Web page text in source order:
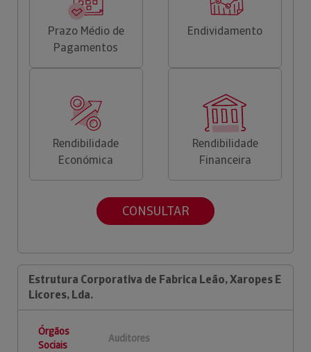
Prazo Médio de
Pagamentos
Endividamento
Rendibilidade
Económica
Rendibilidade
Financeira
CONSULTAR
Estrutura Corporativa de Fabrica Leão, Xaropes E
Licores, Lda.
Órgãos
Sociais
Auditores